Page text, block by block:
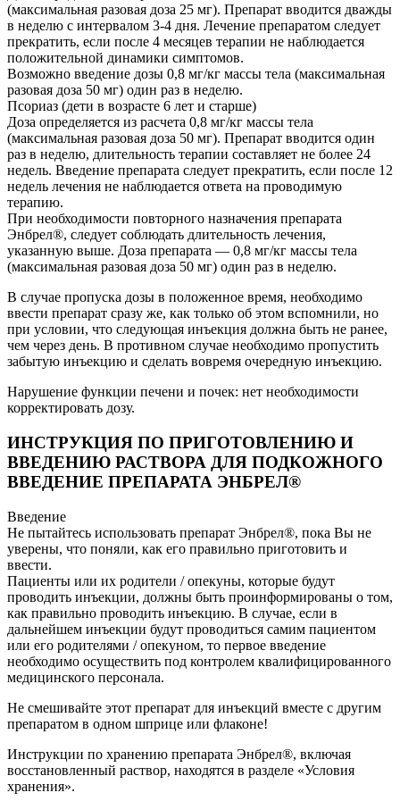
(максимальная разовая доза 25 мг). Препарат вводится дважды
в неделю с интервалом 3-4 дня. Лечение препаратом следует
прекратить, если после 4 месяцев терапии не наблюдается
положительной динамики симптомов.
Возможно введение дозы 0,8 мг/кг массы тела (максимальная
разовая доза 50 мг) один раз в неделю.
Псориаз (дети в возрасте 6 лет и старше)
Доза определяется из расчета 0,8 мг/кг массы тела
(максимальная разовая доза 50 мг). Препарат вводится один
раз в неделю, длительность терапии составляет не более 24
недель. Введение препарата следует прекратить, если после 12
недель лечения не наблюдается ответа на проводимую
терапию.
При необходимости повторного назначения препарата
Энбрел®, следует соблюдать длительность лечения,
указанную выше. Доза препарата — 0,8 мг/кг массы тела
(максимальная разовая доза 50 мг) один раз в неделю.
В случае пропуска дозы в положенное время, необходимо
ввести препарат сразу же, как только об этом вспомнили, но
при условии, что следующая инъекция должна быть не ранее,
чем через день. В противном случае необходимо пропустить
забытую инъекцию и сделать вовремя очередную инъекцию.
Нарушение функции печени и почек: нет необходимости
корректировать дозу.
ИНСТРУКЦИЯ ПО ПРИГОТОВЛЕНИЮ И
ВВЕДЕНИЮ РАСТВОРА ДЛЯ ПОДКОЖНОГО
ВВЕДЕНИЕ ПРЕПАРАТА ЭНБРЕЛ®
Введение
Не пытайтесь использовать препарат Энбрел®, пока Вы не
уверены, что поняли, как его правильно приготовить и
ввести.
Пациенты или их родители / опекуны, которые будут
проводить инъекции, должны быть проинформированы о том,
как правильно проводить инъекцию. В случае, если в
дальнейшем инъекции будут проводиться самим пациентом
или его родителями / опекуном, то первое введение
необходимо осуществить под контролем квалифицированного
медицинского персонала.
Не смешивайте этот препарат для инъекций вместе с другим
препаратом в одном шприце или флаконе!
Инструкции по хранению препарата Энбрел®, включая
восстановленный раствор, находятся в разделе «Условия
хранения».